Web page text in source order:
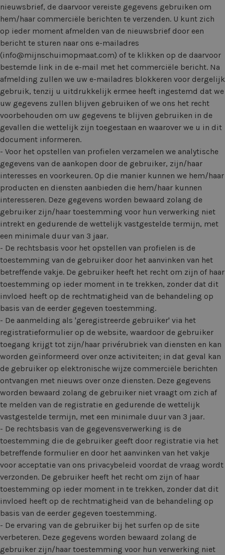
nieuwsbrief, de daarvoor vereiste gegevens gebruiken om
hem/haar commerciële berichten te verzenden. U kunt zich
op ieder moment afmelden van de nieuwsbrief door een
bericht te sturen naar ons e-mailadres
(info@mijnschuimopmaat.com) of te klikken op de daarvoor
bestemde link in de e-mail met het commerciële bericht. Na
afmelding zullen we uw e-mailadres blokkeren voor dergelijk
gebruik, tenzij u uitdrukkelijk ermee heeft ingestemd dat we
uw gegevens zullen blijven gebruiken of we ons het recht
voorbehouden om uw gegevens te blijven gebruiken in de
gevallen die wettelijk zijn toegestaan en waarover we u in dit
document informeren.
- Voor het opstellen van profielen verzamelen we analytische
gegevens van de aankopen door de gebruiker, zijn/haar
interesses en voorkeuren. Op die manier kunnen we hem/haar
producten en diensten aanbieden die hem/haar kunnen
interesseren. Deze gegevens worden bewaard zolang de
gebruiker zijn/haar toestemming voor hun verwerking niet
intrekt en gedurende de wettelijk vastgestelde termijn, met
een minimale duur van 3 jaar.
- De rechtsbasis voor het opstellen van profielen is de
toestemming van de gebruiker door het aanvinken van het
betreffende vakje. De gebruiker heeft het recht om zijn of haar
toestemming op ieder moment in te trekken, zonder dat dit
invloed heeft op de rechtmatigheid van de behandeling op
basis van de eerder gegeven toestemming.
- De aanmelding als 'geregistreerde gebruiker' via het
registratieformulier op de website, waardoor de gebruiker
toegang krijgt tot zijn/haar privérubriek van diensten en kan
worden geïnformeerd over onze activiteiten; in dat geval kan
de gebruiker op elektronische wijze commerciële berichten
ontvangen met nieuws over onze diensten. Deze gegevens
worden bewaard zolang de gebruiker niet vraagt om zich af
te melden van de registratie en gedurende de wettelijk
vastgestelde termijn, met een minimale duur van 3 jaar.
- De rechtsbasis van de gegevensverwerking is de
toestemming die de gebruiker geeft door registratie via het
betreffende formulier en door het aanvinken van het vakje
voor acceptatie van ons privacybeleid voordat de vraag wordt
verzonden. De gebruiker heeft het recht om zijn of haar
toestemming op ieder moment in te trekken, zonder dat dit
invloed heeft op de rechtmatigheid van de behandeling op
basis van de eerder gegeven toestemming.
- De ervaring van de gebruiker bij het surfen op de site
verbeteren. Deze gegevens worden bewaard zolang de
gebruiker zijn/haar toestemming voor hun verwerking niet